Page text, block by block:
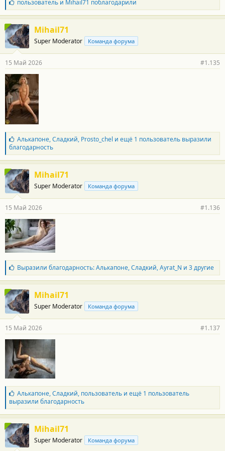
л
а
г
о
д
а
н
о
с
т
и
:
пользовательи Mihail71 поблагодарили
Mihail71
Super Moderator Команда форума
15 Май 2026 #1.135
Б
л
а
г
о
д
а
р
о
с
т
и
:
Алькапоне,Сладкий, Prosto_chel и ещё 1 пользователь выразили
благодарность
Mihail71
Super Moderator Команда форума
15 Май 2026 #1.136
Б
л
а
г
о
д
а
н
о
с
т
и
:
Выразили благодарность:Алькапоне,Сладкий,Ayrat_N и 3 другие
Mihail71
Super Moderator Команда форума
15 Май 2026 #1.137
Б
л
а
г
о
д
а
р
Алькапоне,Сладкий, пользовательи ещё 1 пользователь
выразили благодарность
Mihail71
Super Moderator Команда форума